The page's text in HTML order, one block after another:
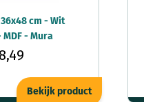
cm - Wit
MDF - Mura
Bekijk product